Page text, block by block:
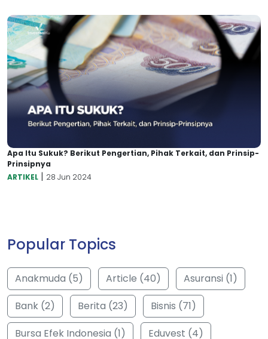
Apa Itu Sukuk? Berikut Pengertian, Pihak Terkait, dan Prinsip-
Prinsipnya
ARTIKEL | 28 Jun 2024
Popular Topics
Anakmuda (5) Article (40)
Asuransi (1)
Bank (2)
Berita (23)
Bisnis (71)
Bursa Efek Indonesia (1)
Eduvest (4)